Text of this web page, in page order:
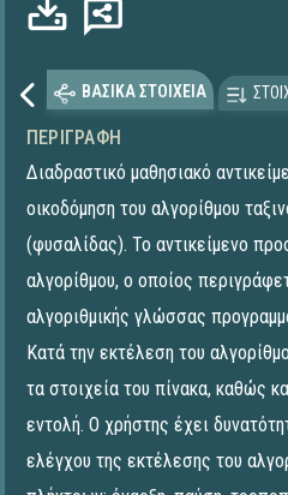
ΒΑΣΙΚΑ ΣΤΟΙΧΕΙΑ
ΠΕΡΙΓΡΑΦΉ
Διαδραστικό μαθησιακό
οικοδόμηση του αλγορίθμου
(φυσαλίδας). Το αντικείμενο
αλγορίθμου, ο οποίος
αλγοριθμικής γλώσσας
Κατά την εκτέλεση του
τα στοιχεία του πίνακα, καθώς
εντολή. Ο χρήστης έχει
ελέγχου της εκτέλεσης του